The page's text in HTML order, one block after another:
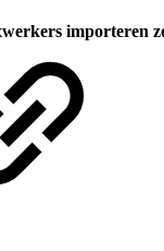
importeren